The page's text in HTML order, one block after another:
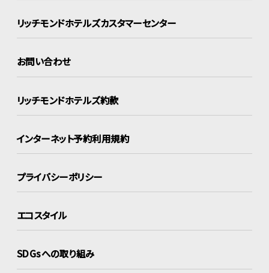
リッチモンドホテルズカスタマーセンター
お問い合わせ
リッチモンドホテルズ約款
インターネット予約利用規約
プライバシーポリシー
エコスタイル
SDGsへの取り組み